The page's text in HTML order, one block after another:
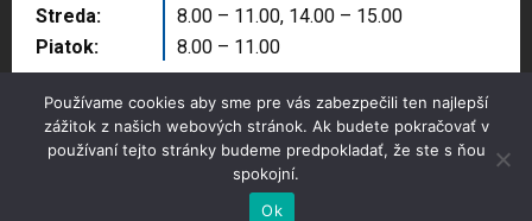
Streda:
Piatok:
8.00 – 11.00, 14.00 – 15.00
8.00 – 11.00
Copyright © 2025 Správa majetku mesta, n.o.,
Partizánske
Používame cookies aby sme pre vás zabezpečili ten najlepší
zážitok z našich webových stránok. Ak budete pokračovať v
používaní tejto stránky budeme predpokladať, že ste s ňou
spokojní.
Ok